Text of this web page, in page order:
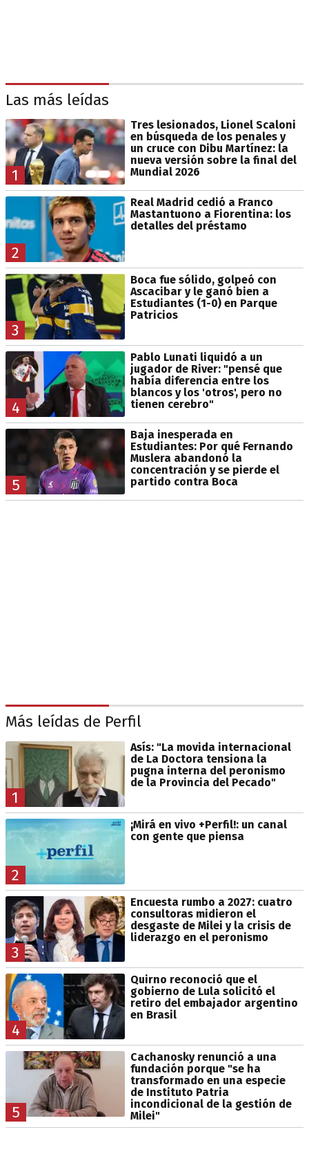
Las más leídas
1
Tres lesionados, Lionel Scaloni
en búsqueda de los penales y
un cruce con Dibu Martínez: la
nueva versión sobre la final del
Mundial 2026
2
Real Madrid cedió a Franco
Mastantuono a Fiorentina: los
detalles del préstamo
3
Boca fue sólido, golpeó con
Ascacibar y le ganó bien a
Estudiantes (1-0) en Parque
Patricios
4
Pablo Lunati liquidó a un
jugador de River: "pensé que
había diferencia entre los
blancos y los 'otros', pero no
tienen cerebro"
5
Baja inesperada en
Estudiantes: Por qué Fernando
Muslera abandonó la
concentración y se pierde el
partido contra Boca
Más leídas de Perfil
1
Asís: "La movida internacional
de La Doctora tensiona la
pugna interna del peronismo
de la Provincia del Pecado"
2
¡Mirá en vivo +Perfil!: un canal
con gente que piensa
3
Encuesta rumbo a 2027: cuatro
consultoras midieron el
desgaste de Milei y la crisis de
liderazgo en el peronismo
4
Quirno reconoció que el
gobierno de Lula solicitó el
retiro del embajador argentino
en Brasil
5
Cachanosky renunció a una
fundación porque "se ha
transformado en una especie
de Instituto Patria
incondicional de la gestión de
Milei"